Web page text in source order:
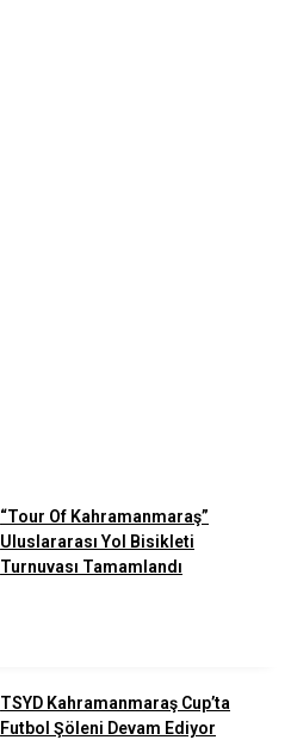
“Tour Of Kahramanmaraş”
Uluslararası Yol Bisikleti
Turnuvası Tamamlandı
TSYD Kahramanmaraş Cup’ta
Futbol Şöleni Devam Ediyor